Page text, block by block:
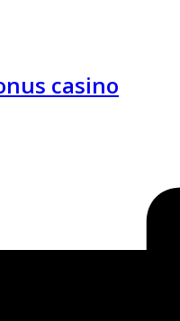
casino